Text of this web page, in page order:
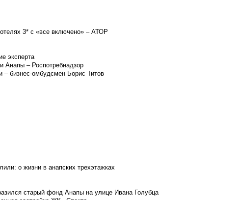
3* с «все включено» – АТОР
эксперта
Анапы – Роспотребнадзор
– бизнес-омбудсмен Борис Титов
о жизни в анапских трехэтажках
старый фонд Анапы на улице Ивана Голубца